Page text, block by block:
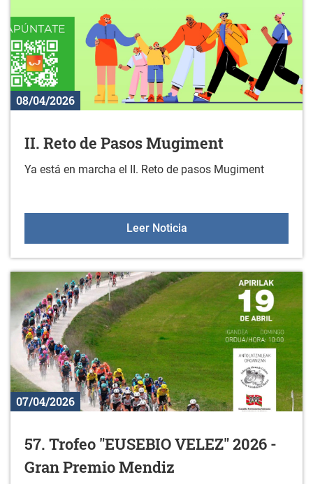
08/04/2026
II. Reto de Pasos Mugiment
Ya está en marcha el II. Reto de pasos Mugiment
Leer NoticiaII. Reto de Pasos
07/04/2026
57. Trofeo "EUSEBIO VELEZ" 2026 -
Gran Premio Mendiz